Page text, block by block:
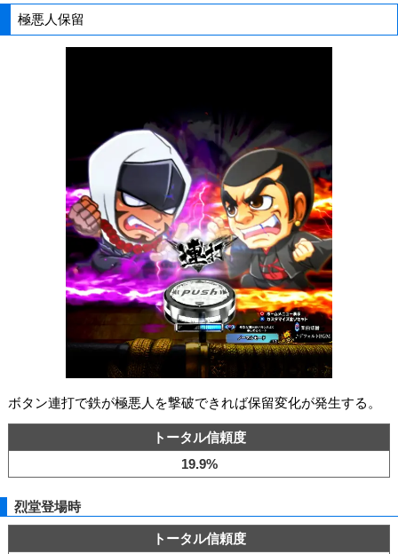
極悪人保留
ボタン連打で鉄が極悪人を撃破できれば保留変化が発生する。
トータル信頼度
19.9%
烈堂登場時
トータル信頼度